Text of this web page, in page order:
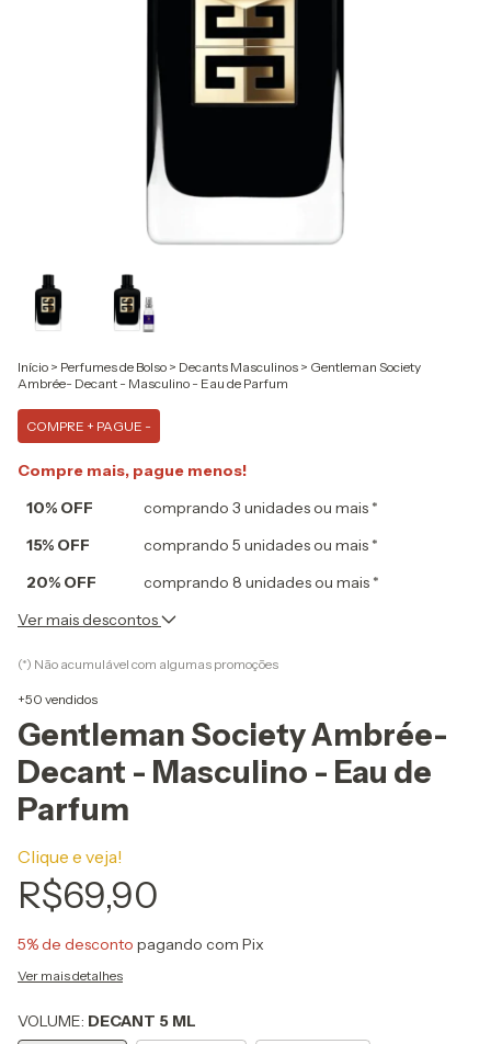
Início > Perfumes de Bolso > Decants Masculinos > Gentleman Society
Ambrée- Decant - Masculino - Eau de Parfum
COMPRE + PAGUE -
Compre mais, pague menos!
10% OFF
comprando 3 unidades ou mais *
15% OFF
comprando 5 unidades ou mais *
20% OFF
comprando 8 unidades ou mais *
Ver mais descontos
(*) Não acumulável com algumas promoções
+50 vendidos
Gentleman Society Ambrée-
Decant - Masculino - Eau de
Parfum
Clique e veja!
R$69,90
5% de desconto pagando com Pix
Ver mais detalhes
VOLUME: DECANT 5 ML